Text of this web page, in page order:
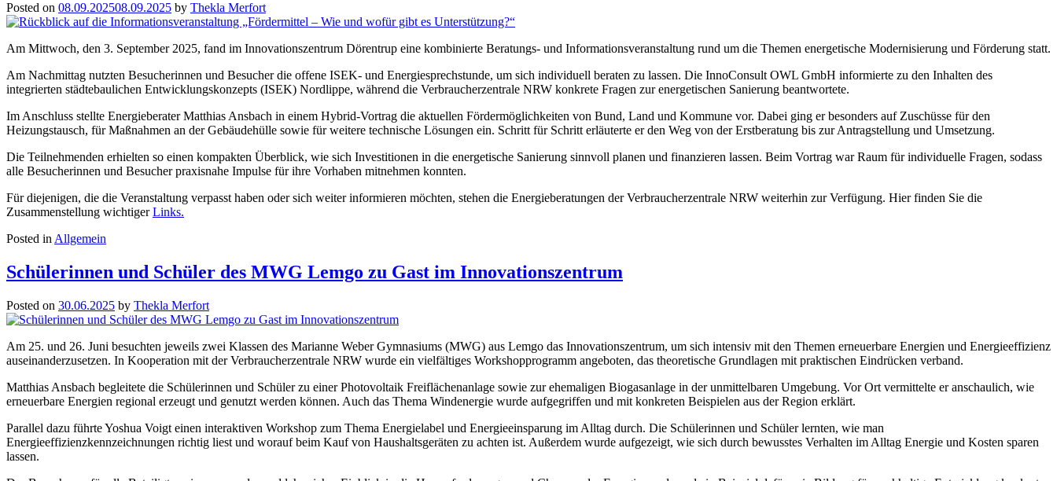
Posted on 08.09.202508.09.2025 by Thekla Merfort
Am Mittwoch, den 3. September 2025, fand im Innovationszentrum Dörentrup eine kombinierte Beratungs- und Informationsveranstaltung rund um die Themen energetische Modernisierung und Förderung statt.
Am Nachmittag nutzten Besucherinnen und Besucher die offene ISEK- und Energiesprechstunde, um sich individuell beraten zu lassen. Die InnoConsult OWL GmbH informierte zu den Inhalten des
integrierten städtebaulichen Entwicklungskonzepts (ISEK) Nordlippe, während die Verbraucherzentrale NRW konkrete Fragen zur energetischen Sanierung beantwortete.
Im Anschluss stellte Energieberater Matthias Ansbach in einem Hybrid-Vortrag die aktuellen Fördermöglichkeiten von Bund, Land und Kommune vor. Dabei ging er besonders auf Zuschüsse für den
Heizungstausch, für Maßnahmen an der Gebäudehülle sowie für weitere technische Lösungen ein. Schritt für Schritt erläuterte er den Weg von der Erstberatung bis zur Antragstellung und Umsetzung.
Die Teilnehmenden erhielten so einen kompakten Überblick, wie sich Investitionen in die energetische Sanierung sinnvoll planen und finanzieren lassen. Beim Vortrag war Raum für individuelle Fragen, sodass
alle Besucherinnen und Besucher praxisnahe Impulse für ihre Vorhaben mitnehmen konnten.
Für diejenigen, die die Veranstaltung verpasst haben oder sich weiter informieren möchten, stehen die Energieberatungen der Verbraucherzentrale NRW weiterhin zur Verfügung. Hier finden Sie die
Zusammenstellung wichtigerLinks.
Posted in Allgemein
Schülerinnen und Schüler des MWG Lemgo zu Gast im Innovationszentrum
Posted on 30.06.2025 by Thekla Merfort
Am 25. und 26. Juni besuchten jeweils zwei Klassen des Marianne Weber Gymnasiums (MWG) aus Lemgo das Innovationszentrum, um sich intensiv mit den Themen erneuerbare Energien und Energieeffizienz
auseinanderzusetzen. In Kooperation mit der Verbraucherzentrale NRW wurde ein vielfältiges Workshopprogramm angeboten, das theoretische Grundlagen mit praktischen Eindrücken verband.
Matthias Ansbach begleitete die Schülerinnen und Schüler zu einer Photovoltaik Freiflächenanlage sowie zur ehemaligen Biogasanlage in der unmittelbaren Umgebung. Vor Ort vermittelte er anschaulich, wie
erneuerbare Energien regional erzeugt und genutzt werden können. Auch das Thema Windenergie wurde aufgegriffen und mit konkreten Beispielen aus der Region erklärt.
Parallel dazu führte Yoshua Voigt einen interaktiven Workshop zum Thema Energielabel und Energieeinsparung im Alltag durch. Die Schülerinnen und Schüler lernten, wie man
Energieeffizienzkennzeichnungen richtig liest und worauf beim Kauf von Haushaltsgeräten zu achten ist. Außerdem wurde aufgezeigt, wie sich durch bewusstes Verhalten im Alltag Energie und Kosten sparen
lassen.